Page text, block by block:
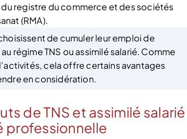
registre du commerce et des sociétés
(RMA).
de cumuler leur emploi de
régime TNS ou assimilé salarié. Comme
cela offre certains avantages
en considération.
de TNS et assimilé salarié
professionnelle